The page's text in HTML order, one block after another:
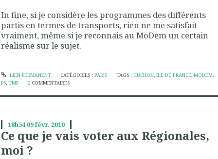
In fine, si je considère les programmes des différents
partis en termes de transports, rien ne me satisfait
vraiment, même si je reconnais au MoDem un certain
réalisme sur le sujet.
LIEN PERMANENT CATÉGORIES : PARIS TAGS :HUCHON,ÎLE DE FRANCE,MODEM,
PS, UMP 2 COMMENTAIRES
18h54 09févr. 2010
Ce que je vais voter aux Régionales,
moi ?